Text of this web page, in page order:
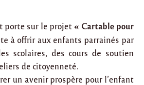
porte sur le projet « Cartable pour
à offrir aux enfants parrainés par
scolaires, des cours de soutien
de citoyenneté.
un avenir prospère pour l’enfant